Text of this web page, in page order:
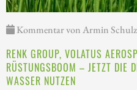
Kommentar von Armin
RENK GROUP, VOLATUS
RÜSTUNGSBOOM – JETZT DIE
WASSER NUTZEN